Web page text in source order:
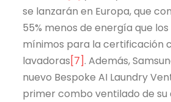
se lanzarán en Europa, que
55% menos de energía que
mínimos para la certificación
lavadoras[7]. Además,
nuevo Bespoke AI Laundry
primer combo ventilado de su